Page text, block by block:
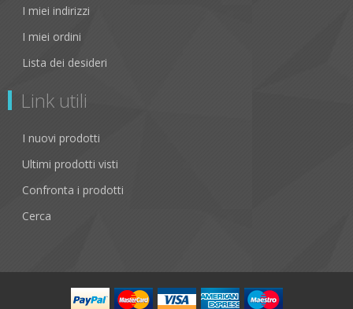
I miei indirizzi
I miei ordini
Lista dei desideri
Link utili
I nuovi prodotti
Ultimi prodotti visti
Confronta i prodotti
Cerca